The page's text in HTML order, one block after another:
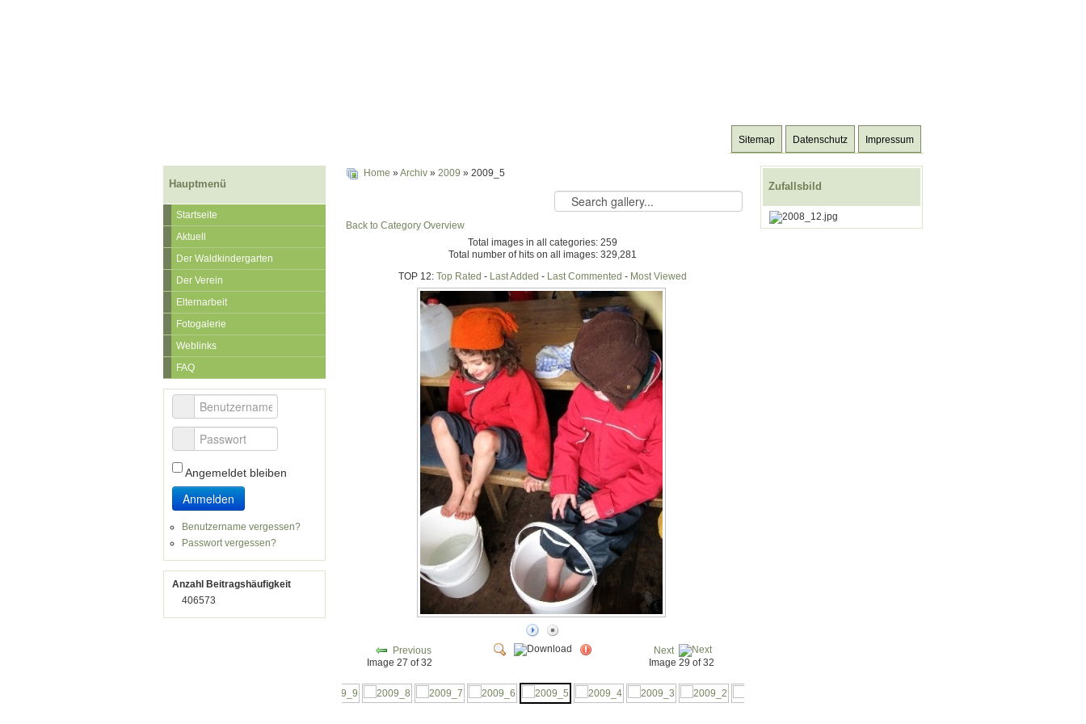
Impressum
Datenschutz
Sitemap
Hauptmenü
Startseite
Aktuell
Der Waldkindergarten
Der Verein
Elternarbeit
Fotogalerie
Weblinks
FAQ
Benutzername
Passwort
Angemeldet bleiben
Anmelden
Benutzername vergessen?
Passwort vergessen?
Anzahl Beitragshäufigkeit
406573
Home »Archiv» 2009 » 2009_5
Back to Category Overview
Total images in all categories: 259
Total number of hits on all images: 329,281
TOP 12:Top Rated - Last Added - Last Commented - Most Viewed
Previous
Image 27 of 32
Next
Image 29 of 32
Zufallsbild